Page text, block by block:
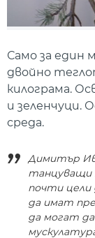
Само за един
двойно
килограма.
и зеленчуци.
среда.
Димитър
танцуващи
почти цели
да имат
да могат